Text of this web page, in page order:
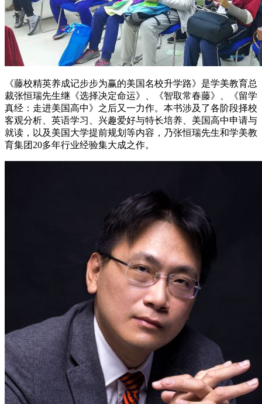
《藤校精英养成记步步为赢的美国名校升学路》是学美教育总
裁张恒瑞先生继《选择决定命运》、《智取常春藤》、《留学
真经：走进美国高中》之后又一力作。本书涉及了各阶段择校
客观分析、英语学习、兴趣爱好与特长培养、美国高中申请与
就读，以及美国大学提前规划等内容，乃张恒瑞先生和学美教
育集团20多年行业经验集大成之作。